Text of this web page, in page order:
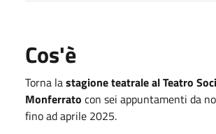
Cos'è
Torna lastagione teatrale al Teatro
Monferrato con sei appuntamenti da
fino ad aprile 2025.